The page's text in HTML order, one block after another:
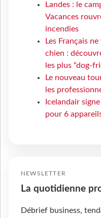
Landes : le
Vacances
incendies
Les Français
chien :
les plus “dog-
Le nouveau
les
Icelandair
pour 6
NEWSLETTER
La quotidienne
Débrief business,